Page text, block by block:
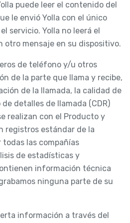
puede leer el contenido del
le envió Yolla con el único
servicio. Yolla no leerá el
otro mensaje en su dispositivo.
de teléfono y/u otros
de la parte que llama y recibe,
de la llamada, la calidad de
detalles de llamada (CDR)
realizan con el Producto y
registros estándar de la
las compañías
de estadísticas y
información técnica
ninguna parte de su
información a través del